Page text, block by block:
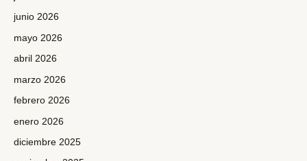
junio 2026
mayo 2026
abril 2026
marzo 2026
febrero 2026
enero 2026
diciembre 2025